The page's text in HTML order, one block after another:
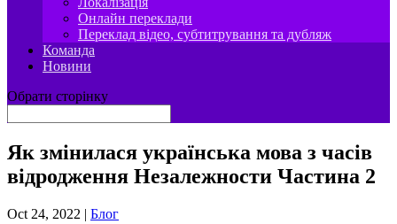
Онлайн переклади
Переклад відео, субтитрування та дубляж
Команда
Новини
Обрати сторінку
Як змінилася українська мова з часів
відродження Незалежности Частина 2
Oct 24, 2022 | Блог